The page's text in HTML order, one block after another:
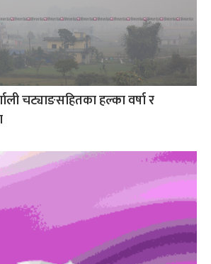
चट्याङसहितका हल्का वर्षा र